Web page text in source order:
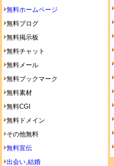
無料ホームページ
無料ブログ
無料掲示板
無料チャット
無料メール
無料ブックマーク
無料素材
無料CGI
無料ドメイン
その他無料
無料宣伝
出会い,結婚